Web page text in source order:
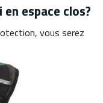
espace clos?
vous serez